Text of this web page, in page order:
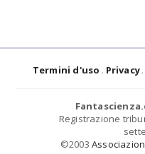
Termini d'uso Privacy
Registrazione
©2003